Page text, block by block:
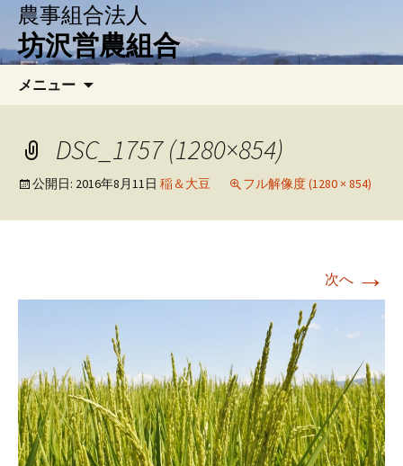
農事組合法人
坊沢営農組合
メニュー
ン
ツ
へ
動
DSC_1757 (1280×854)
公開日: 2016年8月11日 稲＆大豆 フル解像度 (1280 × 854)
次へ →